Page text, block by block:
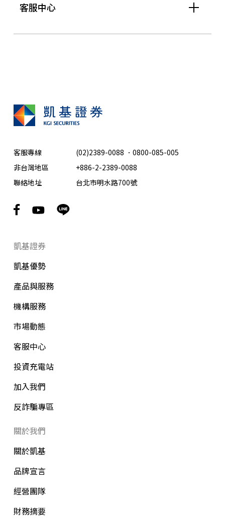
客服中心
客服專線 (02)2389-0088 ． 0800-085-005
非台灣地區
+886-2-2389-0088
聯絡地址
台北市明水路700號
凱基證券
凱基優勢
產品與服務
機構服務
市場動態
客服中心
投資充電站
加入我們
反詐騙專區
關於我們
關於凱基
品牌宣言
經營團隊
財務摘要